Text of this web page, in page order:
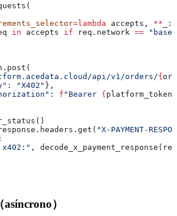
=lambda accepts , **
:
in accepts if req.network == "base"
api/v1/orders/{
: "X402" },
: f "Bearer {platform_token
"X-PAYMENT-
,
）